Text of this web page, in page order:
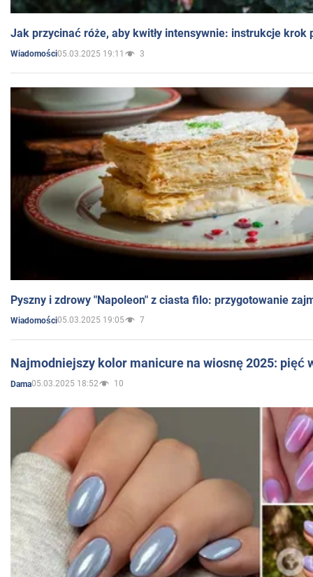
Jak przycinać róże, aby kwitły intensywnie: instrukcje krok
Wiadomości05.03.2025 19:11 3
Pyszny i zdrowy "Napoleon" z ciasta filo: przygotowanie
Wiadomości05.03.2025 19:05 7
Najmodniejszy kolor manicure na wiosnę 2025: pięć
Dama05.03.2025 18:52 10